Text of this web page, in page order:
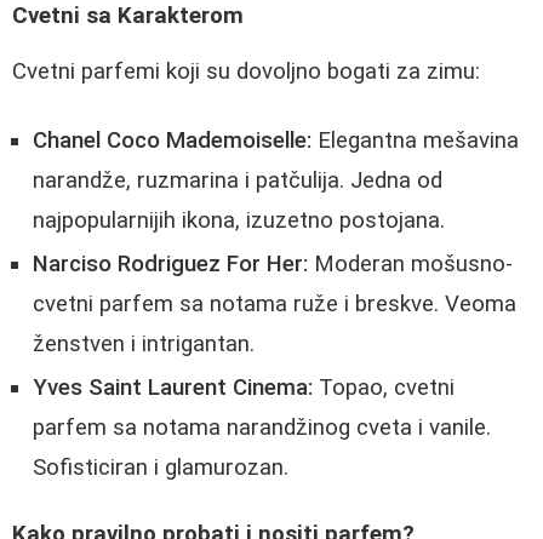
Cvetni sa Karakterom
Cvetni parfemi koji su dovoljno bogati za zimu:
Chanel Coco Mademoiselle: Elegantna mešavina
narandže, ruzmarina i patčulija. Jedna od
najpopularnijih ikona, izuzetno postojana.
Narciso Rodriguez For Her: Moderan mošusno-
cvetni parfem sa notama ruže i breskve. Veoma
ženstven i intrigantan.
Yves Saint Laurent Cinema: Topao, cvetni
parfem sa notama narandžinog cveta i vanile.
Sofisticiran i glamurozan.